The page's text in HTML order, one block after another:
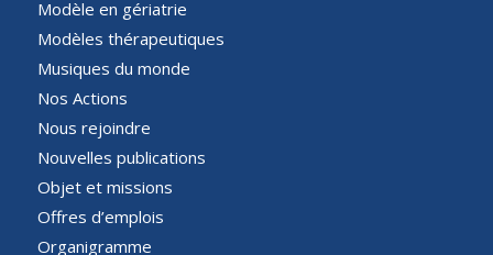
Modèle en gériatrie
Modèles thérapeutiques
Musiques du monde
Nos Actions
Nous rejoindre
Nouvelles publications
Objet et missions
Offres d’emplois
Organigramme